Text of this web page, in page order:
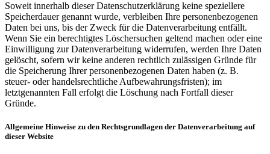
Soweit innerhalb dieser Datenschutzerklärung keine speziellere
Speicherdauer genannt wurde, verbleiben Ihre personenbezogenen
Daten bei uns, bis der Zweck für die Datenverarbeitung entfällt.
Wenn Sie ein berechtigtes Löschersuchen geltend machen oder eine
Einwilligung zur Datenverarbeitung widerrufen, werden Ihre Daten
gelöscht, sofern wir keine anderen rechtlich zulässigen Gründe für
die Speicherung Ihrer personenbezogenen Daten haben (z. B.
steuer- oder handelsrechtliche Aufbewahrungsfristen); im
letztgenannten Fall erfolgt die Löschung nach Fortfall dieser
Gründe.
Allgemeine Hinweise zu den Rechtsgrundlagen der Datenverarbeitung auf
dieser Website